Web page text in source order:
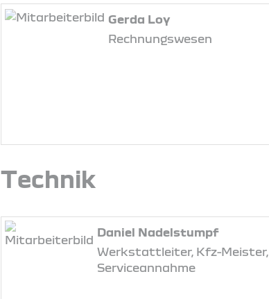
Gerda Loy
Rechnungswesen
Technik
Daniel Nadelstumpf
Werkstattleiter, Kfz-Meister,
Serviceannahme